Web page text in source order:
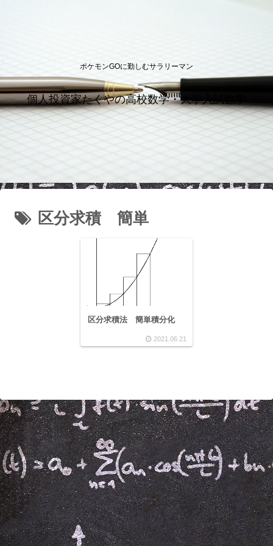
ポケモンGOに勤しむサラリーマン
個人投資家たくやの高校数学・大学入試数学
区分求積 簡単
区分求積法 簡単積分化
2021.06.21